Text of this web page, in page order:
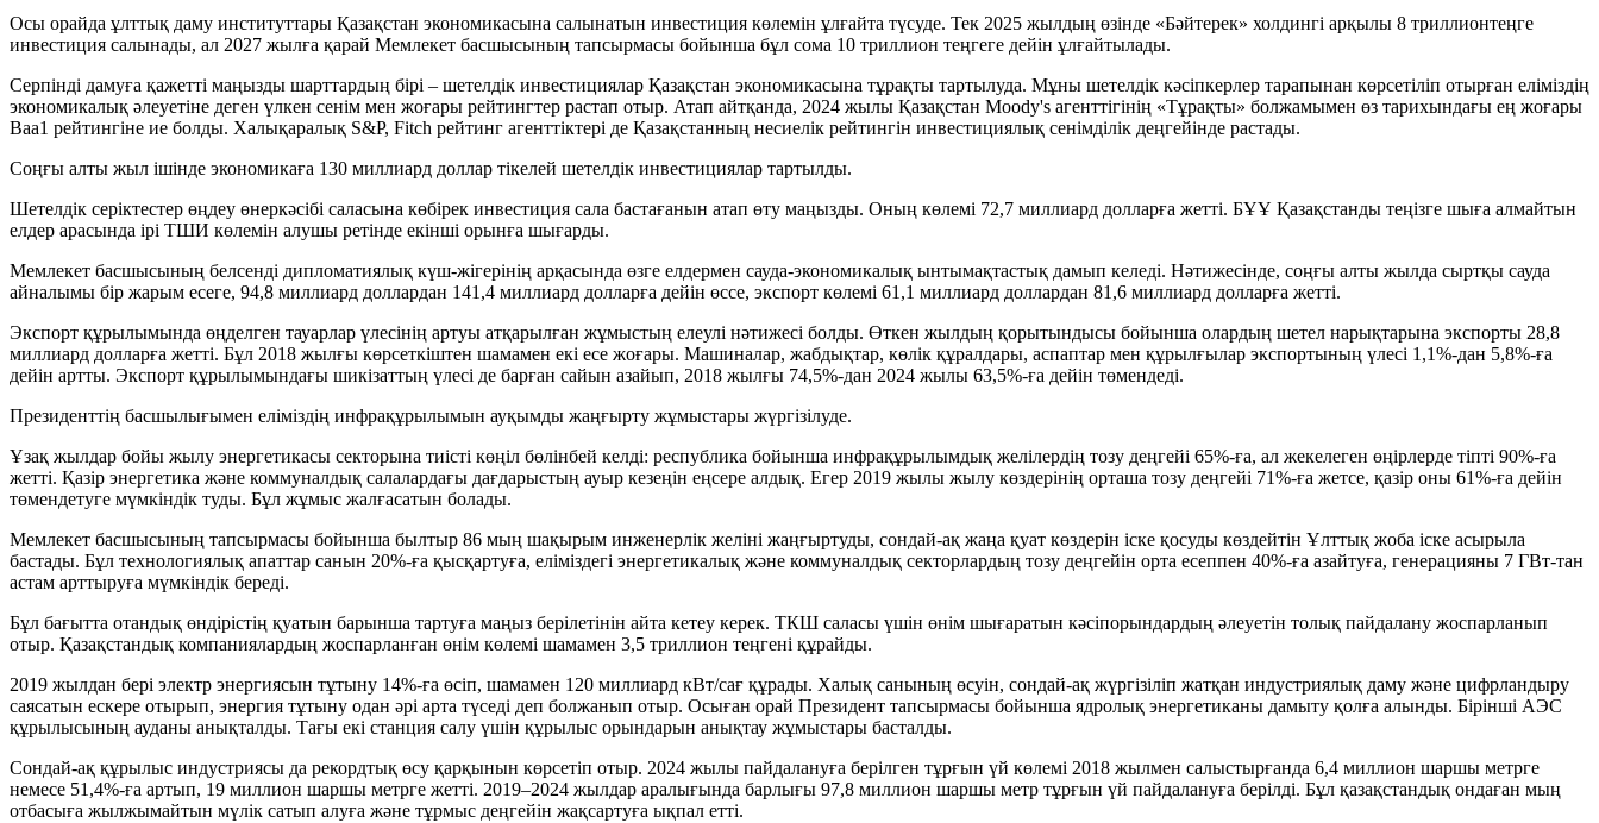
Осы орайда ұлттық даму институттары Қазақстан экономикасына салынатын инвестиция көлемін ұлғайта түсуде. Тек 2025 жылдың өзінде «Бәйтерек» холдингі арқылы 8 триллионтеңге
инвестиция салынады, ал 2027 жылға қарай Мемлекет басшысының тапсырмасы бойынша бұл сома 10 триллион теңгеге дейін ұлғайтылады.
Серпінді дамуға қажетті маңызды шарттардың бірі – шетелдік инвестициялар Қазақстан экономикасына тұрақты тартылуда. Мұны шетелдік кәсіпкерлер тарапынан көрсетіліп отырған еліміздің
экономикалық әлеуетіне деген үлкен сенім мен жоғары рейтингтер растап отыр. Атап айтқанда, 2024 жылы Қазақстан Moody's агенттігінің «Тұрақты» болжамымен өз тарихындағы ең жоғары
Baa1 рейтингіне ие болды. Халықаралық S&P, Fitch рейтинг агенттіктері де Қазақстанның несиелік рейтингін инвестициялық сенімділік деңгейінде растады.
Соңғы алты жыл ішінде экономикаға 130 миллиард доллар тікелей шетелдік инвестициялар тартылды.
Шетелдік серіктестер өңдеу өнеркәсібі саласына көбірек инвестиция сала бастағанын атап өту маңызды. Оның көлемі 72,7 миллиард долларға жетті. БҰҰ Қазақстанды теңізге шыға алмайтын
елдер арасында ірі ТШИ көлемін алушы ретінде екінші орынға шығарды.
Мемлекет басшысының белсенді дипломатиялық күш-жігерінің арқасында өзге елдермен сауда-экономикалық ынтымақтастық дамып келеді. Нәтижесінде, соңғы алты жылда сыртқы сауда
айналымы бір жарым есеге, 94,8 миллиард доллардан 141,4 миллиард долларға дейін өссе, экспорт көлемі 61,1 миллиард доллардан 81,6 миллиард долларға жетті.
Экспорт құрылымында өңделген тауарлар үлесінің артуы атқарылған жұмыстың елеулі нәтижесі болды. Өткен жылдың қорытындысы бойынша олардың шетел нарықтарына экспорты 28,8
миллиард долларға жетті. Бұл 2018 жылғы көрсеткіштен шамамен екі есе жоғары. Машиналар, жабдықтар, көлік құралдары, аспаптар мен құрылғылар экспортының үлесі 1,1%-дан 5,8%-ға
дейін артты. Экспорт құрылымындағы шикізаттың үлесі де барған сайын азайып, 2018 жылғы 74,5%-дан 2024 жылы 63,5%-ға дейін төмендеді.
Президенттің басшылығымен еліміздің инфрақұрылымын ауқымды жаңғырту жұмыстары жүргізілуде.
Ұзақ жылдар бойы жылу энергетикасы секторына тиісті көңіл бөлінбей келді: республика бойынша инфрақұрылымдық желілердің тозу деңгейі 65%-ға, ал жекелеген өңірлерде тіпті 90%-ға
жетті. Қазір энергетика және коммуналдық салалардағы дағдарыстың ауыр кезеңін еңсере алдық. Егер 2019 жылы жылу көздерінің орташа тозу деңгейі 71%-ға жетсе, қазір оны 61%-ға дейін
төмендетуге мүмкіндік туды. Бұл жұмыс жалғасатын болады.
Мемлекет басшысының тапсырмасы бойынша былтыр 86 мың шақырым инженерлік желіні жаңғыртуды, сондай-ақ жаңа қуат көздерін іске қосуды көздейтін Ұлттық жоба іске асырыла
бастады. Бұл технологиялық апаттар санын 20%-ға қысқартуға, еліміздегі энергетикалық және коммуналдық секторлардың тозу деңгейін орта есеппен 40%-ға азайтуға, генерацияны 7 ГВт-тан
астам арттыруға мүмкіндік береді.
Бұл бағытта отандық өндірістің қуатын барынша тартуға маңыз берілетінін айта кетеу керек. ТКШ саласы үшін өнім шығаратын кәсіпорындардың әлеуетін толық пайдалану жоспарланып
отыр. Қазақстандық компаниялардың жоспарланған өнім көлемі шамамен 3,5 триллион теңгені құрайды.
2019 жылдан бері электр энергиясын тұтыну 14%-ға өсіп, шамамен 120 миллиард кВт/сағ құрады. Халық санының өсуін, сондай-ақ жүргізіліп жатқан индустриялық даму және цифрландыру
саясатын ескере отырып, энергия тұтыну одан әрі арта түседі деп болжанып отыр. Осыған орай Президент тапсырмасы бойынша ядролық энергетиканы дамыту қолға алынды. Бірінші АЭС
құрылысының ауданы анықталды. Тағы екі станция салу үшін құрылыс орындарын анықтау жұмыстары басталды.
Сондай-ақ құрылыс индустриясы да рекордтық өсу қарқынын көрсетіп отыр. 2024 жылы пайдалануға берілген тұрғын үй көлемі 2018 жылмен салыстырғанда 6,4 миллион шаршы метрге
немесе 51,4%-ға артып, 19 миллион шаршы метрге жетті. 2019–2024 жылдар аралығында барлығы 97,8 миллион шаршы метр тұрғын үй пайдалануға берілді. Бұл қазақстандық ондаған мың
отбасыға жылжымайтын мүлік сатып алуға және тұрмыс деңгейін жақсартуға ықпал етті.